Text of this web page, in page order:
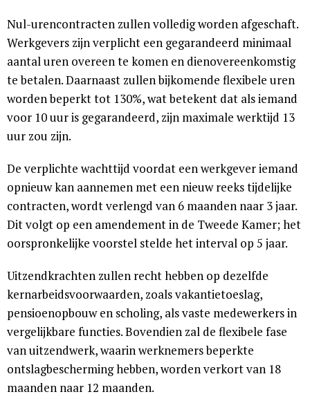
Nul-urencontracten zullen volledig worden afgeschaft.
Werkgevers zijn verplicht een gegarandeerd minimaal
aantal uren overeen te komen en dienovereenkomstig
te betalen. Daarnaast zullen bijkomende flexibele uren
worden beperkt tot 130%, wat betekent dat als iemand
voor 10 uur is gegarandeerd, zijn maximale werktijd 13
uur zou zijn.
De verplichte wachttijd voordat een werkgever iemand
opnieuw kan aannemen met een nieuw reeks tijdelijke
contracten, wordt verlengd van 6 maanden naar 3 jaar.
Dit volgt op een amendement in de Tweede Kamer; het
oorspronkelijke voorstel stelde het interval op 5 jaar.
Uitzendkrachten zullen recht hebben op dezelfde
kernarbeidsvoorwaarden, zoals vakantietoeslag,
pensioenopbouw en scholing, als vaste medewerkers in
vergelijkbare functies. Bovendien zal de flexibele fase
van uitzendwerk, waarin werknemers beperkte
ontslagbescherming hebben, worden verkort van 18
maanden naar 12 maanden.